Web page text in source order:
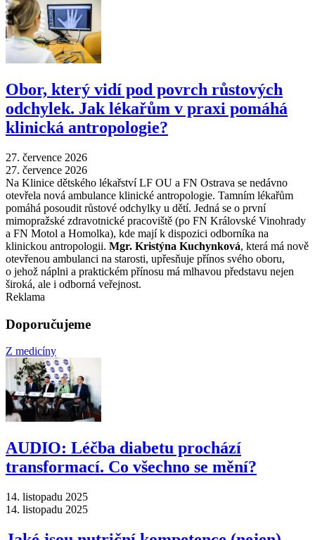
Obor, který vidí pod povrch růstových
odchylek. Jak lékařům v praxi pomáhá
klinická antropologie?
27. července 2026
27. července 2026
Na Klinice dětského lékařství LF OU a FN Ostrava se nedávno
otevřela nová ambulance klinické antropologie. Tamním lékařům
pomáhá posoudit růstové odchylky u dětí. Jedná se o první
mimopražské zdravotnické pracoviště (po FN Královské Vinohrady
a FN Motol a Homolka), kde mají k dispozici odborníka na
klinickou antropologii. Mgr. Kristýna Kuchynková, která má nově
otevřenou ambulanci na starosti, upřesňuje přínos svého oboru,
o jehož náplni a praktickém přínosu má mlhavou představu nejen
široká, ale i odborná veřejnost.
Reklama
Doporučujeme
Z medicíny
AUDIO: Léčba diabetu prochází
transformací. Co všechno se mění?
14. listopadu 2025
14. listopadu 2025